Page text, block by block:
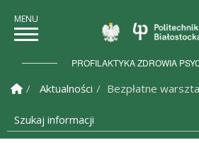
PROFILAKTYKA ZDROWIA
Strona Główna
Aktualności
Bezpłatne
Szukaj informacji